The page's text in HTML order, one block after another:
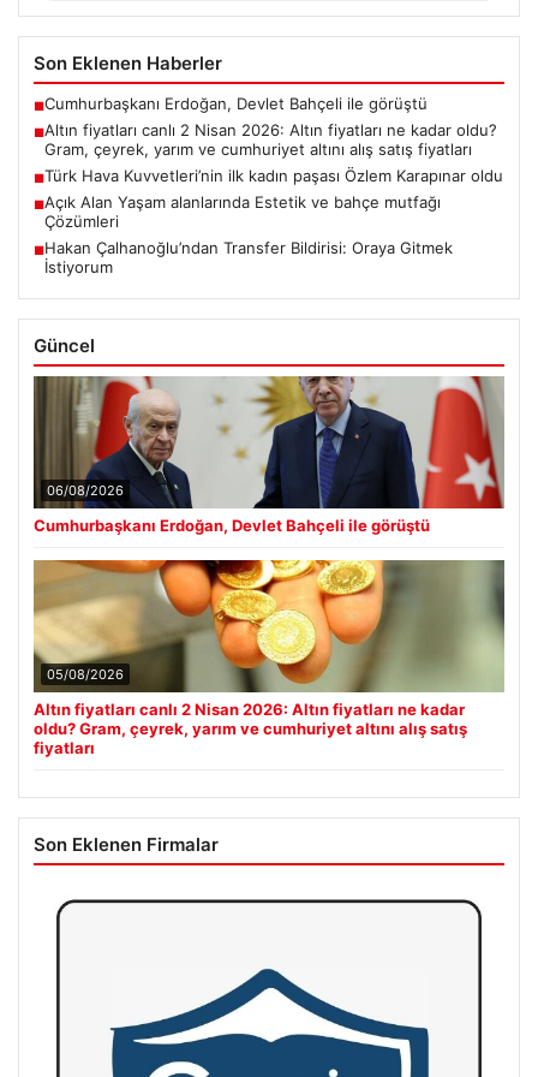
Son Eklenen Haberler
■Cumhurbaşkanı Erdoğan, Devlet Bahçeli ile görüştü
■Altın fiyatları canlı 2 Nisan 2026: Altın fiyatları ne kadar oldu?
Gram, çeyrek, yarım ve cumhuriyet altını alış satış fiyatları
■Türk Hava Kuvvetleri’nin ilk kadın paşası Özlem Karapınar oldu
■Açık Alan Yaşam alanlarında Estetik ve bahçe mutfağı
Çözümleri
■Hakan Çalhanoğlu’ndan Transfer Bildirisi: Oraya Gitmek
İstiyorum
Güncel
06/08/2026
Cumhurbaşkanı Erdoğan, Devlet Bahçeli ile görüştü
05/08/2026
Altın fiyatları canlı 2 Nisan 2026: Altın fiyatları ne kadar
oldu? Gram, çeyrek, yarım ve cumhuriyet altını alış satış
fiyatları
Son Eklenen Firmalar